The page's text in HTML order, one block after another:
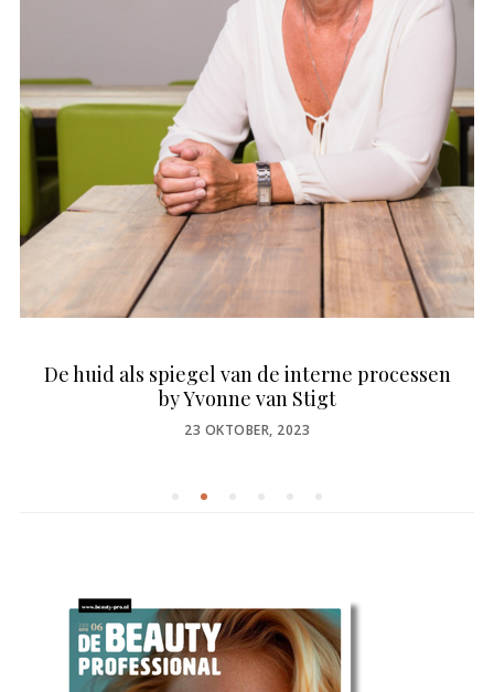
De huid als spiegel van de interne processen
by Yvonne van Stigt
POSTED
23 OKTOBER, 2023